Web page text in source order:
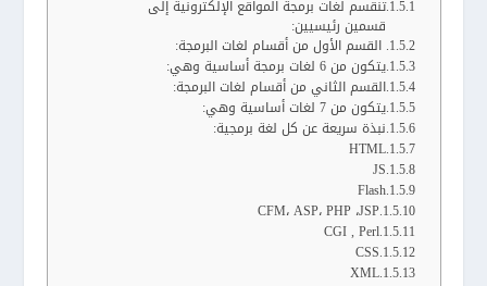
تنقسم لغات برمجة المواقع الإلكترونية إلى
قسمين رئيسيين:
القسم الأول من أقسام لغات البرمجة:
يتكون من 6 لغات برمجة أساسية وهي:
القسم الثاني من أقسام لغات البرمجة:
يتكون من 7 لغات أساسية وهي:
نبذة سريعة عن كل لغة برمجية:
HTML
JS
Flash
CFM، ASP، PHP ،JSP
CGI , Perl
CSS
XML